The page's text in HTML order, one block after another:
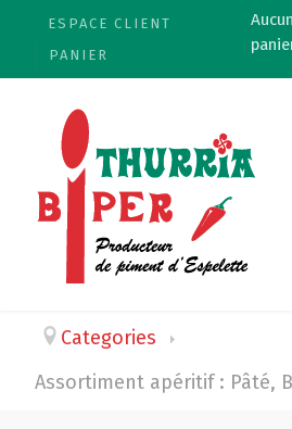
ESPACE CLIENT
PANIER
Categories
Assortiment apéritif : Pâté,